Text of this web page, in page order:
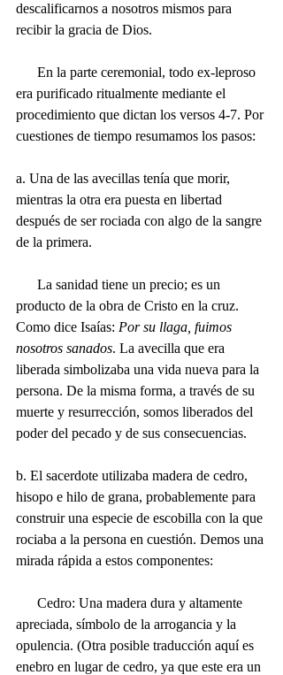
descalificarnos a nosotros mismos para
recibir la gracia de Dios.
era purificado ritualmente mediante el
procedimiento que dictan los versos 4-7. Por
cuestiones de tiempo resumamos los pasos:
a. Una de las avecillas tenía que morir,
mientras la otra era puesta en libertad
después de ser rociada con algo de la sangre
de la primera.
producto de la obra de Cristo en la cruz.
Como dice Isaías: Por su llaga, fuimos
nosotros sanados. La avecilla que era
liberada simbolizaba una vida nueva para la
persona. De la misma forma, a través de su
muerte y resurrección, somos liberados del
poder del pecado y de sus consecuencias.
b. El sacerdote utilizaba madera de cedro,
hisopo e hilo de grana, probablemente para
construir una especie de escobilla con la que
rociaba a la persona en cuestión. Demos una
mirada rápida a estos componentes:
apreciada, símbolo de la arrogancia y la
opulencia. (Otra posible traducción aquí es
enebro en lugar de cedro, ya que este era un